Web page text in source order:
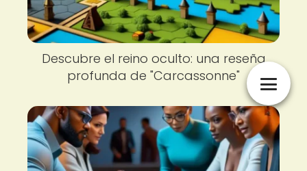
Descubre el reino oculto: una reseña
profunda de "Carcassonne"